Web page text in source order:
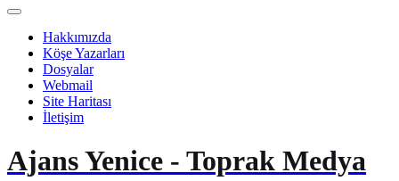
Hakkımızda
Köşe Yazarları
Dosyalar
Webmail
Site Haritası
İletişim
Ajans Yenice - Toprak Medya